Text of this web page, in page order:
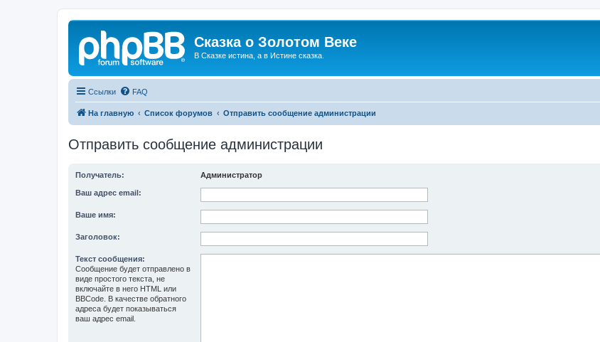
Сказка о Золотом Веке
В Сказке истина, а в Истине сказка.
Ссылки FAQ
На главную Список форумов Отправить сообщение администрации
Отправить сообщение администрации
Получатель: Администратор
Ваш адрес email:
Ваше имя:
Заголовок:
Текст сообщения:
Сообщение будет отправлено в
виде простого текста, не
включайте в него HTML или
BBCode. В качестве обратного
адреса будет показываться
ваш адрес email.